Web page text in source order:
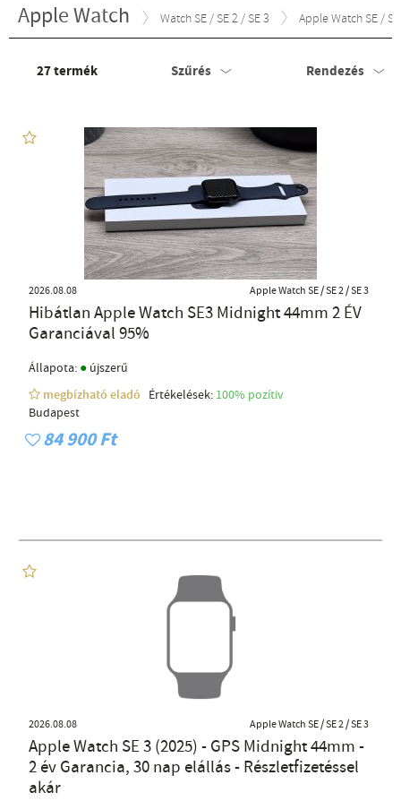
Apple Watch Watch SE / SE 2 / SE 3 Apple Watch SE /
27termék Szűrés Rendezés
2026.08.08 Apple Watch SE / SE 2 / SE 3
Hibátlan Apple Watch SE3 Midnight 44mm 2 ÉV
Garanciával 95%
Állapota: ● újszerű
megbízható eladó
Értékelések: 100% pozítiv
Budapest
84 900 Ft
2026.08.08 Apple Watch SE / SE 2 / SE 3
Apple Watch SE 3 (2025) - GPS Midnight 44mm -
2 év Garancia, 30 nap elállás - Részletfizetéssel
akár